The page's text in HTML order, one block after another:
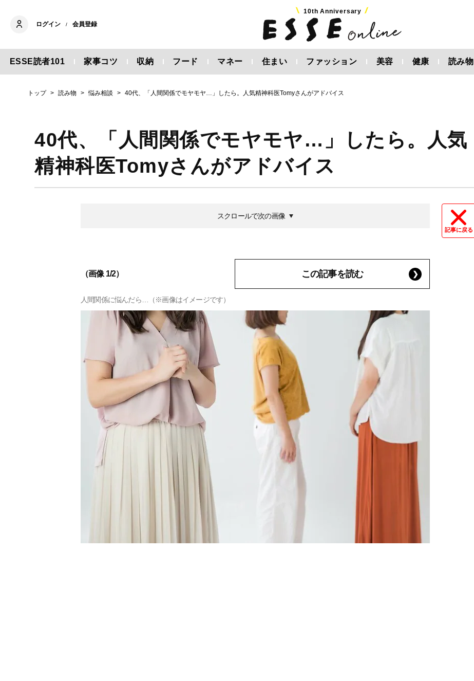
ログイン / 会員登録
10th Anniversary
ESSE読者101 家事コツ 収納 フード マネー 住まい ファッション 美容 健康 読み物
トップ 読み物 悩み相談 40代、「人間関係でモヤモヤ…」したら。人気精神科医Tomyさんがアドバイス
40代、「人間関係でモヤモヤ…」したら。人気
精神科医Tomyさんがアドバイス
記事に戻る
スクロールで次の画像
（画像 1/2） この記事を読む
人間関係に悩んだら…（※画像はイメージです）